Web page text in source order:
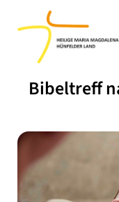
Bibeltreff